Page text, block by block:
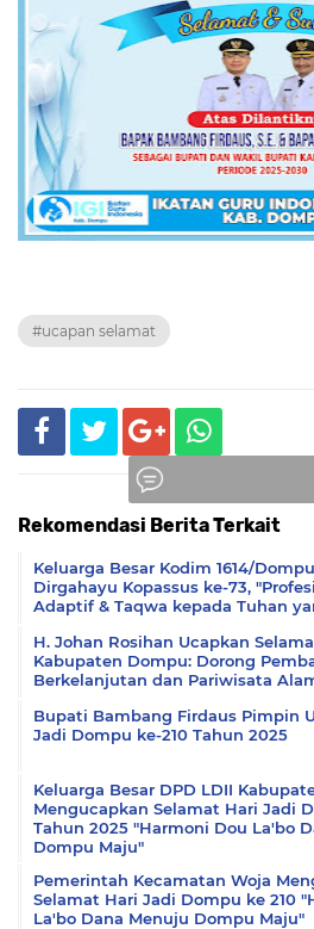
#ucapan selamat
Rekomendasi Berita Terkait
Keluarga Besar Kodim 1614/
Dirgahayu Kopassus ke-73,
Adaptif & Taqwa kepada Tuhan
H. Johan Rosihan Ucapkan
Kabupaten Dompu: Dorong
Berkelanjutan dan Pariwisata
Bupati Bambang Firdaus Pimpin
Jadi Dompu ke-210 Tahun 2025
Keluarga Besar DPD LDII
Mengucapkan Selamat Hari Jadi
Tahun 2025 "Harmoni Dou La'bo
Dompu Maju"
Pemerintah Kecamatan Woja
Selamat Hari Jadi Dompu ke 210
La'bo Dana Menuju Dompu Maju"